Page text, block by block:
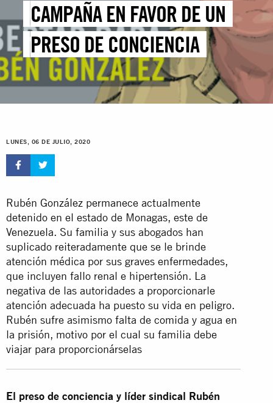
CAMPAÑA EN FAVOR DE UN
PRESO DE CONCIENCIA
LUNES, 06 DE JULIO, 2020
Rubén González permanece actualmente
detenido en el estado de Monagas, este de
Venezuela. Su familia y sus abogados han
suplicado reiteradamente que se le brinde
atención médica por sus graves enfermedades,
que incluyen fallo renal e hipertensión. La
negativa de las autoridades a proporcionarle
atención adecuada ha puesto su vida en peligro.
Rubén sufre asimismo falta de comida y agua en
la prisión, motivo por el cual su familia debe
viajar para proporcionárselas
El preso de conciencia y líder sindical Rubén